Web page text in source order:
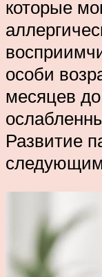
которые
особи
месяцев
Развитие